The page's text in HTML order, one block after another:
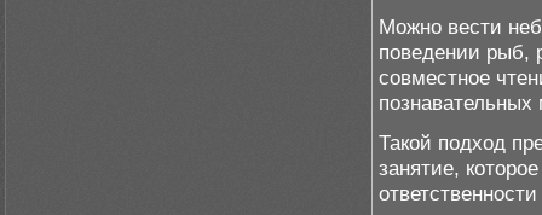
Можно вести
поведении рыб,
совместное
Такой подход
занятие,